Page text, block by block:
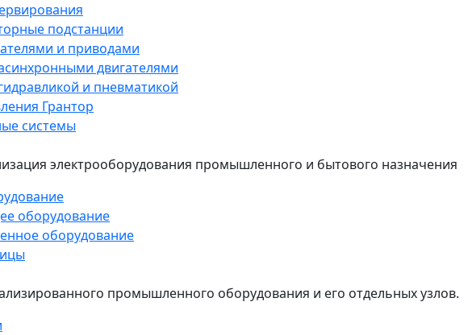
подстанции
и приводами
двигателями
и пневматикой
Грантор
системы
электрооборудования промышленного и бытового назначения
оборудование
оборудование
промышленного оборудования и его отдельных узлов.